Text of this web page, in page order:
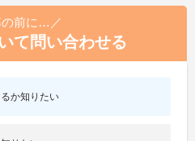
の前に…／
て問い合わせる
か知りたい